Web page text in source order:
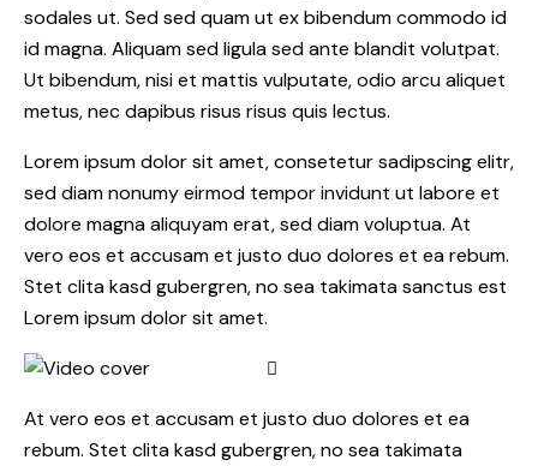
sodales ut. Sed sed quam ut ex bibendum commodo id
id magna. Aliquam sed ligula sed ante blandit volutpat.
Ut bibendum, nisi et mattis vulputate, odio arcu aliquet
metus, nec dapibus risus risus quis lectus.
Lorem ipsum dolor sit amet, consetetur sadipscing elitr,
sed diam nonumy eirmod tempor invidunt ut labore et
dolore magna aliquyam erat, sed diam voluptua. At
vero eos et accusam et justo duo dolores et ea rebum.
Stet clita kasd gubergren, no sea takimata sanctus est
Lorem ipsum dolor sit amet.
At vero eos et accusam et justo duo dolores et ea
rebum. Stet clita kasd gubergren, no sea takimata